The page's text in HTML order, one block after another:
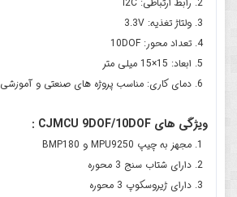
ولتاژ تغذیه: 3.3V
تعداد محور: 10DOF
ابعاد: 15×15 میلی متر
دمای کاری: مناسب پروژه های صنعتی و آموزشی
ویژگی های CJMCU 9DOF/10DOF :
مجهز به چیپ MPU9250 و BMP180
دارای شتاب سنج 3 محوره
دارای ژیروسکوپ 3 محوره